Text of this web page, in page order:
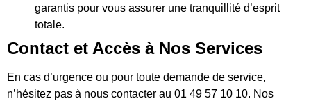
garantis pour vous assurer une tranquillité d’esprit
totale.
Contact et Accès à Nos Services
En cas d’urgence ou pour toute demande de service,
n’hésitez pas à nous contacter au 01 49 57 10 10. Nos